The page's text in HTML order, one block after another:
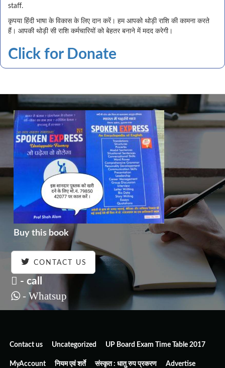
staff.
कृपया हिंदी भाषा के विकास के लिए दान करें। हम आपको थोड़ी राशि की कामना करते
हैं। आपकी थोड़ी सी राशि कर्मचारियों को बेहतर बनाने में मदद करेगी।
Click for Donate
Buy this book
CONTACT US
- call
- Whatsup
Contact us Uncategorized UP Board Exam Time Table 2017
MyAccount नियम एवं शर्ते संस्कृत : धातु रुप प्रकरण Advertise